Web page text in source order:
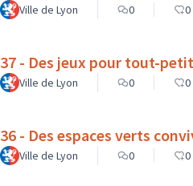
Ville de Lyon 0 0
37 - Des jeux pour tout-
Ville de Lyon 0 0
36 - Des espaces verts
Ville de Lyon 0 0